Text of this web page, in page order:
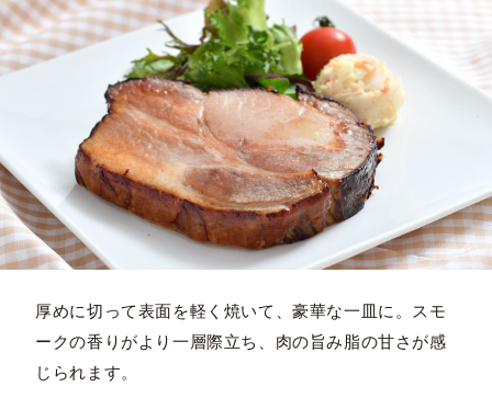
厚めに切って表面を軽く焼いて、豪華な一皿に。スモ
ークの香りがより一層際立ち、肉の旨み脂の甘さが感
じられます。